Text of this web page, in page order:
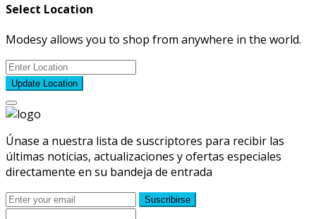
Select Location
Modesy allows you to shop from anywhere in the world.
Update Location
Únase a nuestra lista de suscriptores para recibir las
últimas noticias, actualizaciones y ofertas especiales
directamente en su bandeja de entrada
Suscribirse